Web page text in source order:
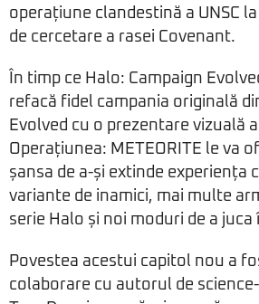
operațiune clandestină a UNSC
de cercetare a rasei Covenant.
În timp ce Halo: Campaign
refacă fidel campania originală
Evolved cu o prezentare vizuală
Operațiunea: METEORITE le va
șansa de a-și extinde experiența
variante de inamici, mai multe
serie Halo și noi moduri de a
Povestea acestui capitol nou a
colaborare cu autorul de